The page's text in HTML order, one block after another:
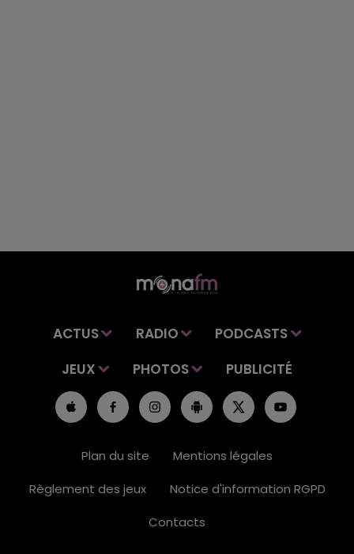
ACTUS RADIO
PODCASTS
JEUX
PHOTOS PUBLICITÉ
Plan du site
Mentions légales
Règlement des jeux
Notice d'information RGPD
Contacts